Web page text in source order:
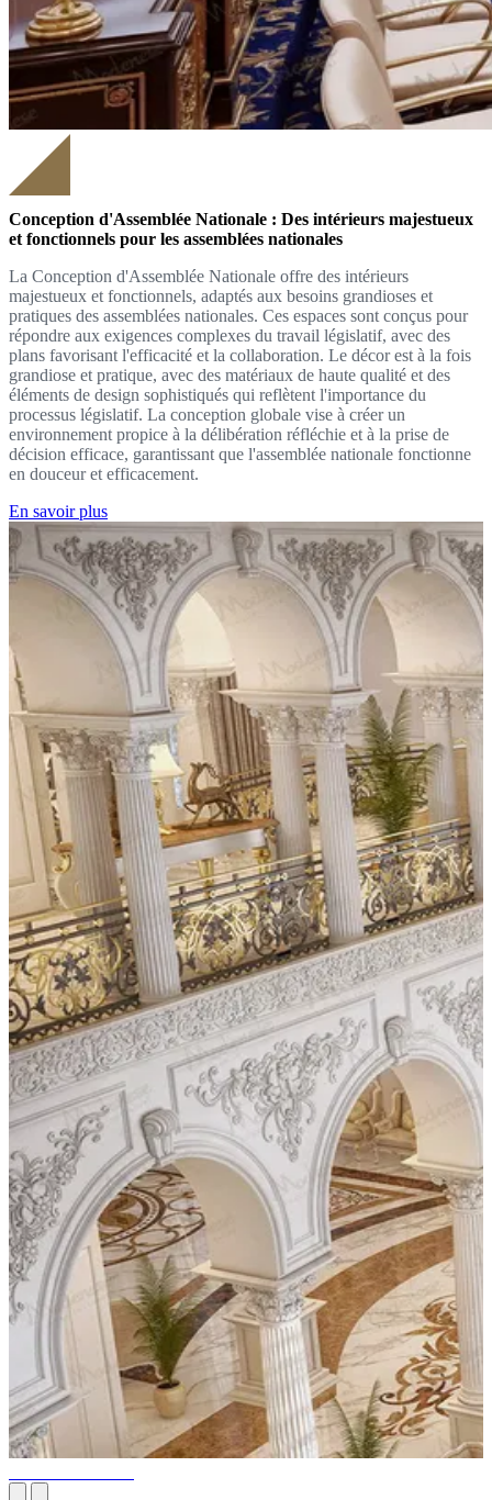
Conception d'Assemblée Nationale : Des intérieurs majestueux
et fonctionnels pour les assemblées nationales
La Conception d'Assemblée Nationale offre des intérieurs
majestueux et fonctionnels, adaptés aux besoins grandioses et
pratiques des assemblées nationales. Ces espaces sont conçus pour
répondre aux exigences complexes du travail législatif, avec des
plans favorisant l'efficacité et la collaboration. Le décor est à la fois
grandiose et pratique, avec des matériaux de haute qualité et des
éléments de design sophistiqués qui reflètent l'importance du
processus législatif. La conception globale vise à créer un
environnement propice à la délibération réfléchie et à la prise de
décision efficace, garantissant que l'assemblée nationale fonctionne
en douceur et efficacement.
En savoir plus